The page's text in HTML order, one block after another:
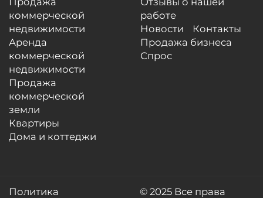
коммерческой
недвижимости
Аренда
коммерческой
недвижимости
Продажа
коммерческой
земли
Квартиры
Дома и коттеджи
работе
Новости
Контакты
Продажа бизнеса
Спрос
Политика © 2025 Все права